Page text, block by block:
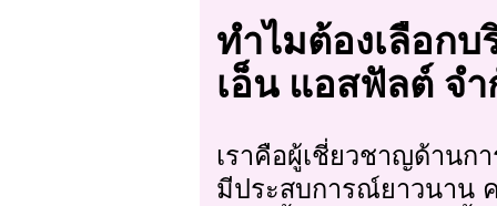
ทำไมต้องเลือก
เอ็น แอสฟัลต์ จ
เราคือผู้เชี่ยวชาญด้านก
มีประสบการณ์ยาวนาน